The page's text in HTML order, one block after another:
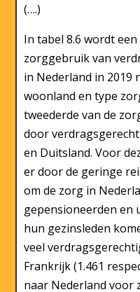
(….)
In tabel 8.6 wordt
zorggebruik van
in Nederland in 2019
woonland en type
tweederde van de
door
en Duitsland. Voor
er door de geringe
om de zorg in
gepensioneerden en
hun gezinsleden
veel
Frankrijk (1.461
naar Nederland voor